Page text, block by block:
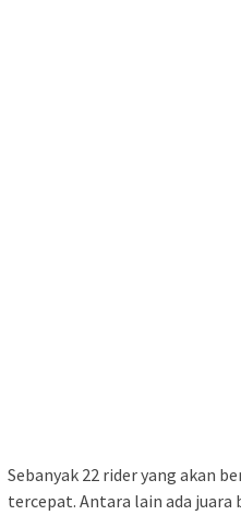
Sebanyak 22 rider yang akan
tercepat. Antara lain ada juara